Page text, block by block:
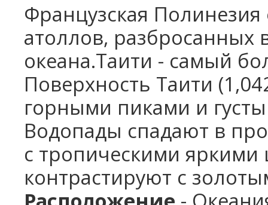
Французская
атоллов, разбросанных
океана.Таити - самый
Поверхность Таити
горными пиками и
Водопады спадают в
с тропическими
контрастируют с